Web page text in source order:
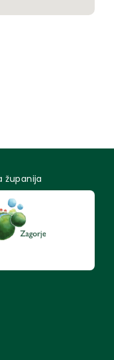
županija